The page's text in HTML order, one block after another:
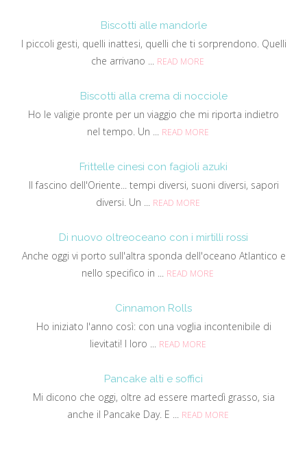
Biscotti alle mandorle
I piccoli gesti, quelli inattesi, quelli che ti sorprendono. Quelli
che arrivano ... READ MORE
Biscotti alla crema di nocciole
Ho le valigie pronte per un viaggio che mi riporta indietro
nel tempo. Un ... READ MORE
Frittelle cinesi con fagioli azuki
Il fascino dell'Oriente... tempi diversi, suoni diversi, sapori
diversi. Un ... READ MORE
Di nuovo oltreoceano con i mirtilli rossi
Anche oggi vi porto sull'altra sponda dell'oceano Atlantico e
nello specifico in ... READ MORE
Cinnamon Rolls
Ho iniziato l'anno così: con una voglia incontenibile di
lievitati! I loro ... READ MORE
Pancake alti e soffici
Mi dicono che oggi, oltre ad essere martedì grasso, sia
anche il Pancake Day. E ... READ MORE